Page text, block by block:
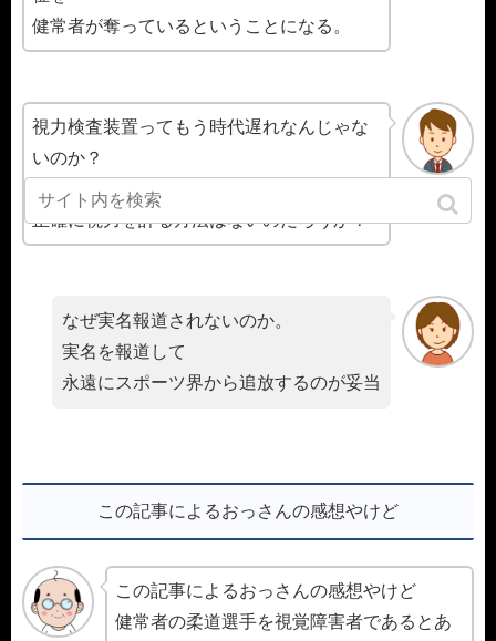
健常者が奪っているということになる。
視力検査装置ってもう時代遅れなんじゃな
いのか？
本人が見えるかどうか答える以外に
正確に視力を計る方法はないのだろうか？
なぜ実名報道されないのか。
実名を報道して
永遠にスポーツ界から追放するのが妥当
この記事によるおっさんの感想やけど
この記事によるおっさんの感想やけど
健常者の柔道選手を視覚障害者であるとあ